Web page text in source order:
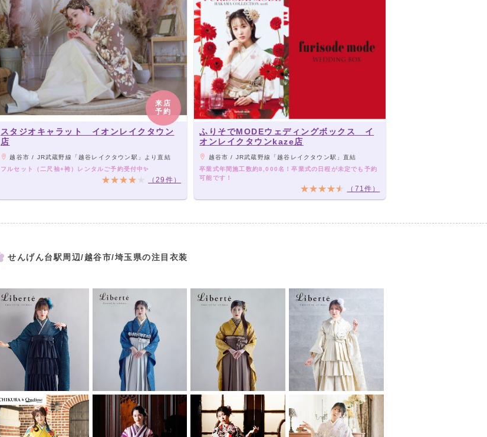
来店
予約
スタジオキャラット イオンレイクタウン
店
越谷市 / JR武蔵野線「越谷レイクタウン駅」より直結
フルセット（二尺袖+袴）レンタルご予約受付中✨
（29件）
ふりそでMODEウェディングボックス イ
オンレイクタウンkaze店
越谷市 / JR武蔵野線「越谷レイクタウン駅」直結
卒業式年間施工数約8,000名！卒業式の日程が未定でも予約
可能です！
（71件）
せんげん台駅周辺/越谷市/埼玉県の注目衣装